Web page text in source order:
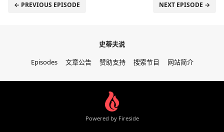
← PREVIOUS EPISODE NEXT EPISODE →
史蒂夫说
Episodes
文章公告 赞助支持 搜索节目 网站简介
Powered by Fireside